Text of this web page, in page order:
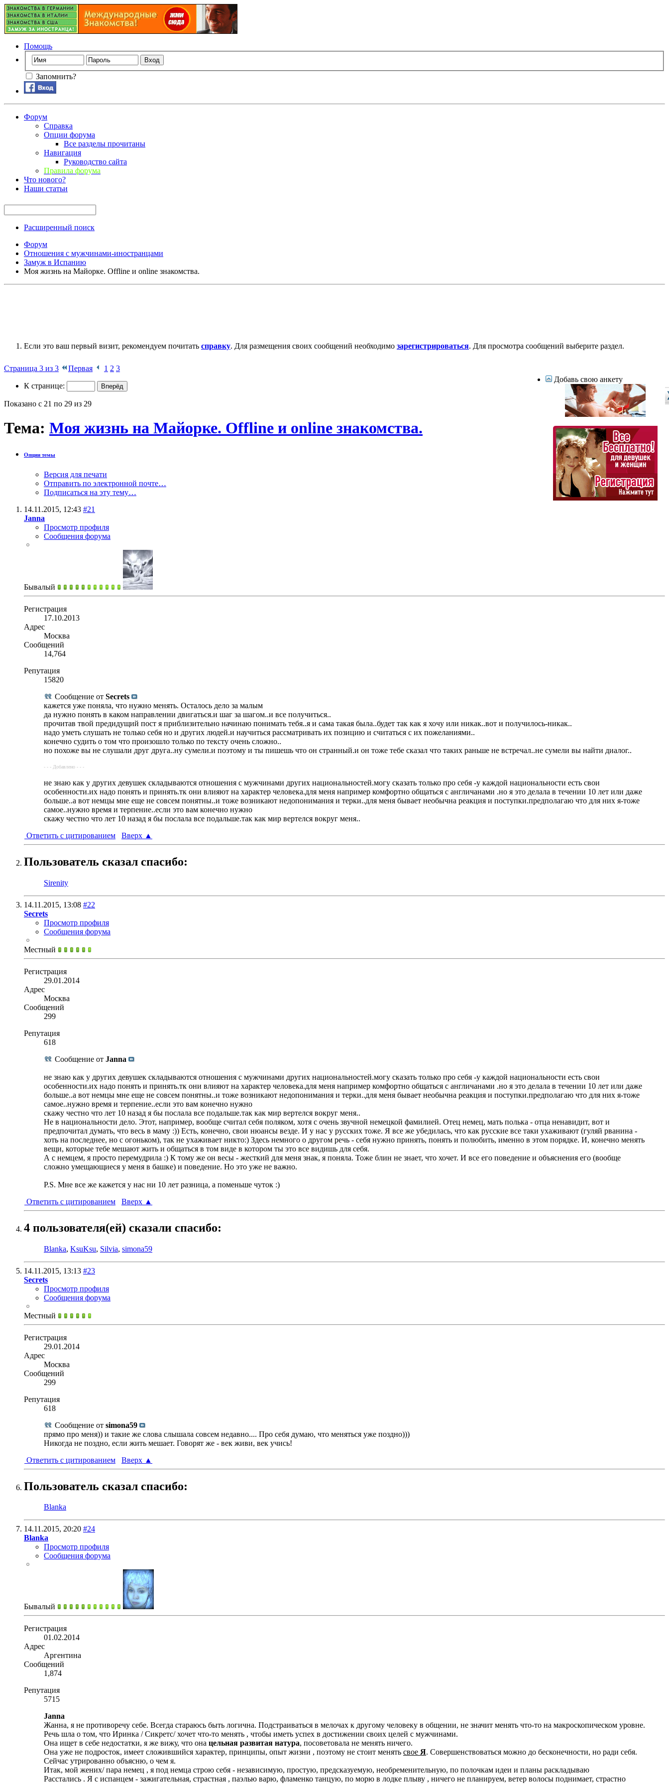
Помощь
Запомнить?
Форум
Справка
Опции форума
Все разделы прочитаны
Навигация
Руководство сайта
Правила форума
Что нового?
Наши статьи
Расширенный поиск
Форум
Отношения с мужчинами-иностранцами
Замуж в Испанию
Моя жизнь на Майорке. Offline и online знакомства.
Если это ваш первый визит, рекомендуем почитать справку. Для размещения своих сообщений необходимо зарегистрироваться. Для просмотра сообщений выберите раздел.
Страница 3 из 3 Первая 1 2 3
К странице:
Показано с 21 по 29 из 29
Тема: Моя жизнь на Майорке. Offline и online знакомства.
Опции темы
Версия для печати
Отправить по электронной почте…
Подписаться на эту тему…
14.11.2015, 12:43 #21
Janna
Просмотр профиля
Сообщения форума
Бывалый
Регистрация
17.10.2013
Адрес
Москва
Сообщений
14,764
Репутация
15820
Сообщение от Secrets
кажется уже поняла, что нужно менять. Осталось дело за малым
да нужно понять в каком направлении двигаться.и шаг за шагом..и все получиться..
прочитав твой предидущий пост я приблизительно начинаю понимать тебя..я и сама такая была..будет так как я хочу или никак..вот и получилось-никак..
надо уметь слушать не только себя но и других людей.и научиться рассматривать их позицию и считаться с их пожеланиями..
конечно судить о том что произошло только по тексту очень сложно..
но похоже вы не слушали друг друга..ну сумели.и поэтому и ты пишешь что он странный.и он тоже тебе сказал что таких раньше не встречал..не сумели вы найти диалог..
- - - Добавлено - - -
не знаю как у других девушек складываются отношения с мужчинами других национальностей.могу сказать только про себя -у каждой национальности есть свои
особенности.их надо понять и принять.тк они влияют на характер человека.для меня например комфортно общаться с англичанами .но я это делала в течении 10 лет или даже
больше..а вот немцы мне еще не совсем понятны..и тоже возникают недопонимания и терки..для меня бывает необычна реакция и поступки.предполагаю что для них я-тоже
самое..нужно время и терпение..если это вам конечно нужно
скажу честно что лет 10 назад я бы послала все подальше.так как мир вертелся вокруг меня..
Ответить с цитированием
Вверх ▲
Пользователь сказал cпасибо:
Sirenity
14.11.2015, 13:08 #22
Secrets
Просмотр профиля
Сообщения форума
Местный
Регистрация
29.01.2014
Адрес
Москва
Сообщений
299
Репутация
618
Сообщение от Janna
не знаю как у других девушек складываются отношения с мужчинами других национальностей.могу сказать только про себя -у каждой национальности есть свои
особенности.их надо понять и принять.тк они влияют на характер человека.для меня например комфортно общаться с англичанами .но я это делала в течении 10 лет или даже
больше..а вот немцы мне еще не совсем понятны..и тоже возникают недопонимания и терки..для меня бывает необычна реакция и поступки.предполагаю что для них я-тоже
самое..нужно время и терпение..если это вам конечно нужно
скажу честно что лет 10 назад я бы послала все подальше.так как мир вертелся вокруг меня..
Не в национальности дело. Этот, например, вообще считал себя поляком, хотя с очень звучной немецкой фамилией. Отец немец, мать полька - отца ненавидит, вот и
предпочитал думать, что весь в маму :)) Есть, конечно, свои нюансы везде. И у нас у русских тоже. Я все же убедилась, что как русские все таки ухаживают (гуляй рванина -
хоть на последнее, но с огоньком), так не ухаживает никто:) Здесь немного о другом речь - себя нужно принять, понять и полюбить, именно в этом порядке. И, конечно менять
вещи, которые тебе мешают жить и общаться в том виде в котором ты это все видишь для себя.
А с немцем, я просто перемудрила :) К тому же он весы - жесткий для меня знак, я поняла. Тоже блин не знает, что хочет. И все его поведение и объяснения его (вообще
сложно умещающиеся у меня в башке) и поведение. Но это уже не важно.
P.S. Мне все же кажется у нас ни 10 лет разница, а поменьше чуток :)
Ответить с цитированием
Вверх ▲
4 пользователя(ей) сказали cпасибо:
Blanka, KsuKsu, Silvia, simona59
14.11.2015, 13:13 #23
Secrets
Просмотр профиля
Сообщения форума
Местный
Регистрация
29.01.2014
Адрес
Москва
Сообщений
299
Репутация
618
Сообщение от simona59
прямо про меня)) и такие же слова слышала совсем недавно.... Про себя думаю, что меняться уже поздно)))
Никогда не поздно, если жить мешает. Говорят же - век живи, век учись!
Ответить с цитированием
Вверх ▲
Пользователь сказал cпасибо:
Blanka
14.11.2015, 20:20 #24
Blanka
Просмотр профиля
Сообщения форума
Бывалый
Регистрация
01.02.2014
Адрес
Аргентина
Сообщений
1,874
Репутация
5715
Janna
Жанна, я не противоречу себе. Всегда стараюсь быть логична. Подстраиваться в мелочах к другому человеку в общении, не значит менять что-то на макроскопическом уровне.
Речь шла о том, что Иринка / Сикретс/ хочет что-то менять , чтобы иметь успех в достижении своих целей с мужчинами.
Она ищет в себе недостатки, я же вижу, что она цельная развитая натура, посоветовала не менять ничего.
Она уже не подросток, имеет сложившийся характер, принципы, опыт жизни , поэтому не стоит менять свое Я. Совершенствоваться можно до бесконечности, но ради себя.
Сейчас утрированно объясню, о чем я.
Итак, мой жених/ пара немец , я под немца строю себя - независимую, простую, предсказуемую, необременительную, по полочкам идеи и планы раскладываю
Расстались . Я с испанцем - зажигательная, страстная , паэлью варю, фламенко танцую, по морю в лодке плыву , ничего не планируем, ветер волосы поднимает, страстно
Добавь свою анкету